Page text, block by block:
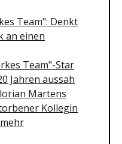
Team": Denkt
an einen
Team"-Star
Jahren aussah
Martens
Kollegin